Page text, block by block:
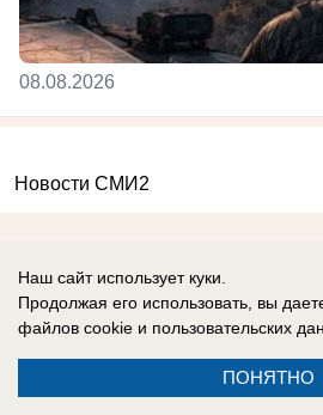
08.08.2026
Новости СМИ2
Реклама на сайте
Наш сайт использует куки.
Продолжая его использовать, вы
файлов cookie и пользовательских
ПОНЯТНО